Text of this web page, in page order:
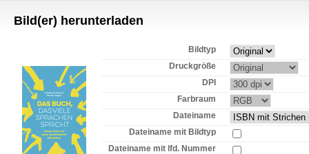
Bild(er) herunterladen
Bildtyp
Druckgröße
DPI
Farbraum
Dateiname
Dateiname mit Bildtyp
Dateiname mit lfd. Nummer